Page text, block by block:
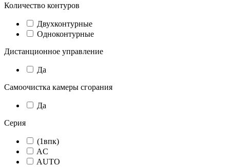
Количество контуров
Двухконтурные
Одноконтурные
Дистанционное управление
Да
Самоочистка камеры сгорания
Да
Серия
(1впк)
AC
AUTO